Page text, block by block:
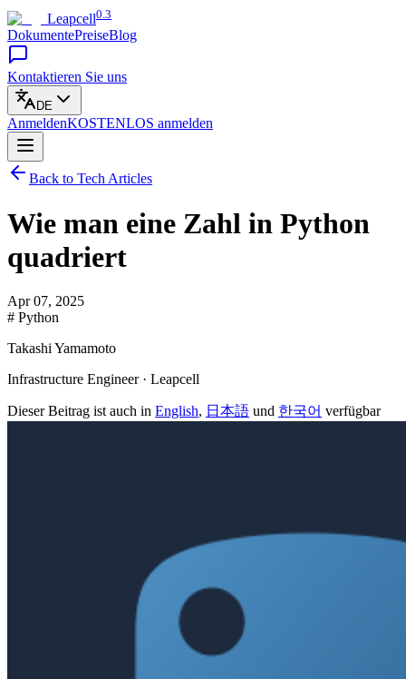
Leapcell0.3
DokumentePreiseBlog
Kontaktieren Sie uns
DE
AnmeldenKOSTENLOS anmelden
Back to Tech Articles
Wie man eine Zahl in Python
quadriert
Apr 07, 2025
# Python
Takashi Yamamoto
Infrastructure Engineer · Leapcell
Dieser Beitrag ist auch in English, 日本語 und 한국어 verfügbar